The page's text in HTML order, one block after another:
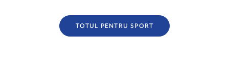
TOTUL PENTRU SPORT